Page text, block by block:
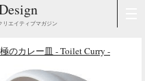
リエイティブマガジン
のカレー皿 - Toilet Curry -